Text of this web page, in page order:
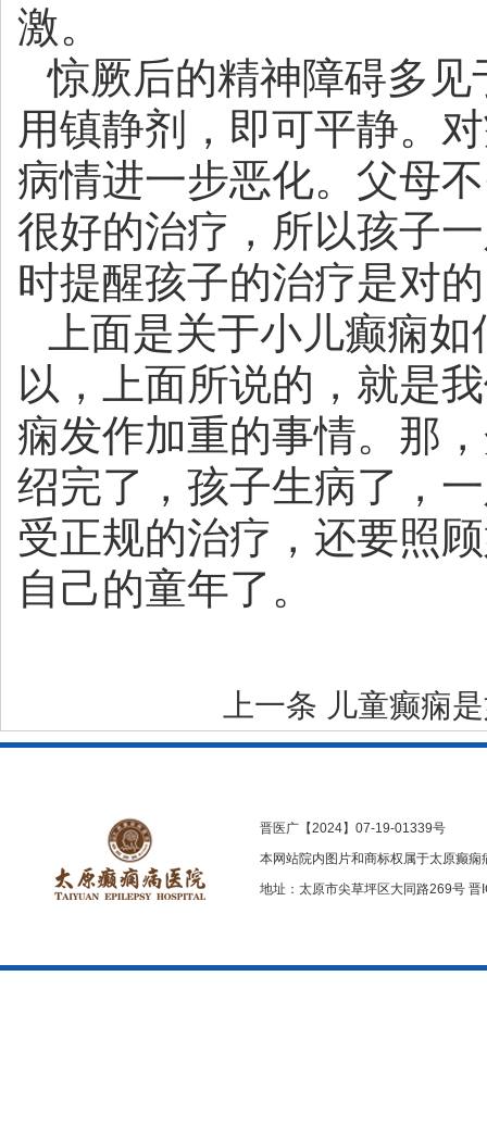
激。
惊厥后的精神障碍多
用镇静剂，即可平静。
病情进一步恶化。父母
很好的治疗，所以孩子
时提醒孩子的治疗是对
上面是关于小儿癫痫
以，上面所说的，就是
痫发作加重的事情。那
绍完了，孩子生病了，
受正规的治疗，还要照
自己的童年了。
上一条 儿童癫痫
晋医广【2024】07-19-01339号
本网站院内图片和商标权属于太原癫
地址：太原市尖草坪区大同路269号 晋